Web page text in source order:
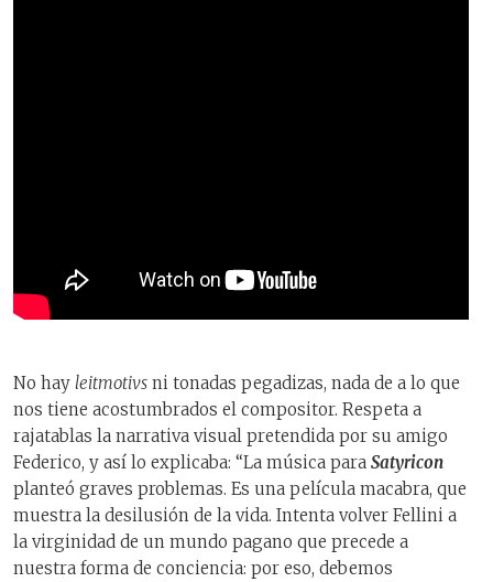
No hay leitmotivs ni tonadas pegadizas, nada de a lo que
nos tiene acostumbrados el compositor. Respeta a
rajatablas la narrativa visual pretendida por su amigo
Federico, y así lo explicaba: “La música para Satyricon
planteó graves problemas. Es una película macabra, que
muestra la desilusión de la vida. Intenta volver Fellini a
la virginidad de un mundo pagano que precede a
nuestra forma de conciencia: por eso, debemos